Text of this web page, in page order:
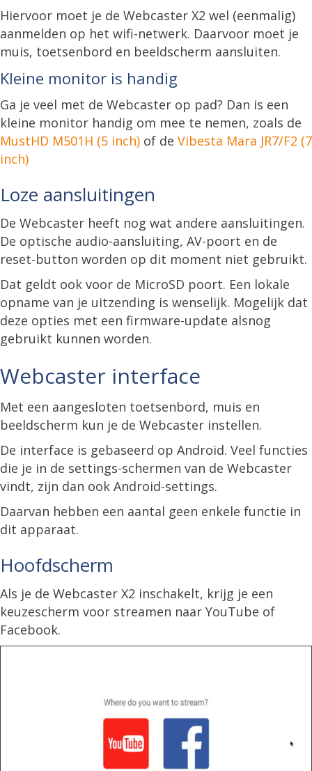
Hiervoor moet je de Webcaster X2 wel (eenmalig)
aanmelden op het wifi-netwerk. Daarvoor moet je
muis, toetsenbord en beeldscherm aansluiten.
Kleine monitor is handig
Ga je veel met de Webcaster op pad? Dan is een
kleine monitor handig om mee te nemen, zoals de
MustHD M501H (5 inch) of de Vibesta Mara JR7/F2 (7
inch)
Loze aansluitingen
De Webcaster heeft nog wat andere aansluitingen.
De optische audio-aansluiting, AV-poort en de
reset-button worden op dit moment niet gebruikt.
Dat geldt ook voor de MicroSD poort. Een lokale
opname van je uitzending is wenselijk. Mogelijk dat
deze opties met een firmware-update alsnog
gebruikt kunnen worden.
Webcaster interface
Met een aangesloten toetsenbord, muis en
beeldscherm kun je de Webcaster instellen.
De interface is gebaseerd op Android. Veel functies
die je in de settings-schermen van de Webcaster
vindt, zijn dan ook Android-settings.
Daarvan hebben een aantal geen enkele functie in
dit apparaat.
Hoofdscherm
Als je de Webcaster X2 inschakelt, krijg je een
keuzescherm voor streamen naar YouTube of
Facebook.